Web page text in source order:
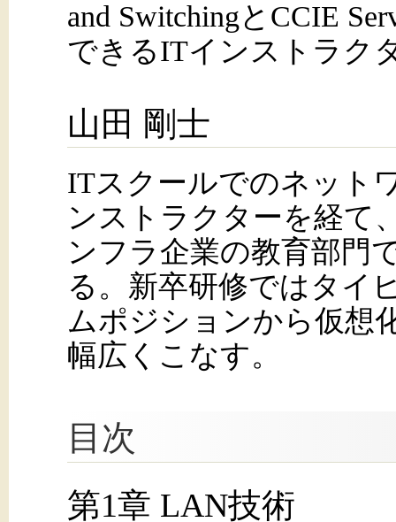
and SwitchingとCCIE
できるITインストラク
山田 剛士
ITスクールでのネット
ンストラクターを経て
ンフラ企業の教育部門
る。新卒研修ではタイ
ムポジションから仮想
幅広くこなす。
目次
第1章 LAN技術